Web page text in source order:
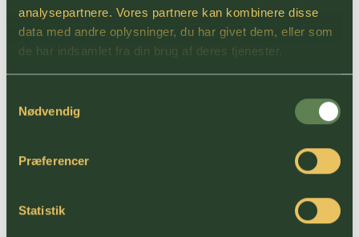
analysepartnere. Vores partnere kan kombinere disse
data med andre oplysninger, du har givet dem, eller som
de har indsamlet fra din brug af deres tjenester.
Nødvendig
Præferencer
Statistik
Læs mere om Frederik